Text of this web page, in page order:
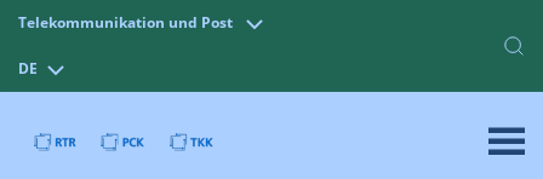
Telekommunikation und Post
DE